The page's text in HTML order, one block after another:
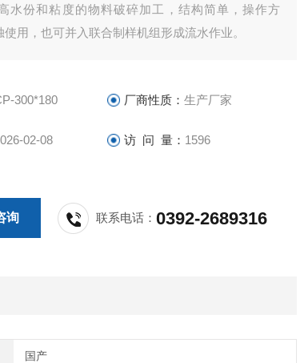
水份和粘度的物料破碎加工，结构简单，操作方
用，也可并入联合制样机组形成流水作业。
300*180 厂商性质： 生产厂家
02-08 访 问 量： 1596
询 联系电话：0392-2689316
国产